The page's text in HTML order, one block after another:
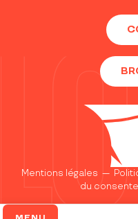
Mentions légales —
du